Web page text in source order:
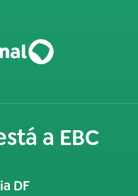
a EBC
DF